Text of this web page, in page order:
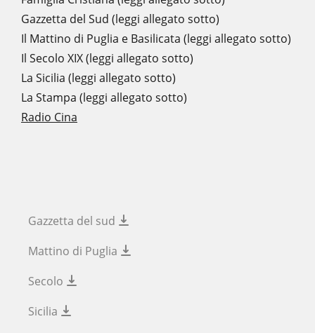
Gazzetta del Sud (leggi allegato sotto)
Il Mattino di Puglia e Basilicata (leggi allegato sotto)
Il Secolo XIX (leggi allegato sotto)
La Sicilia (leggi allegato sotto)
La Stampa (leggi allegato sotto)
Radio Cina
Gazzetta del sud
Mattino di Puglia
Secolo
Sicilia